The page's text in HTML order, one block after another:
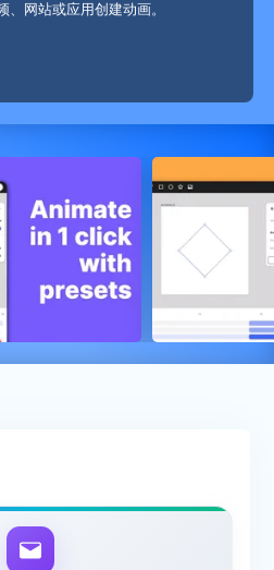
网站或应用创建动画。